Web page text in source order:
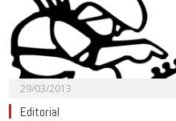
29/03/2013
Editorial